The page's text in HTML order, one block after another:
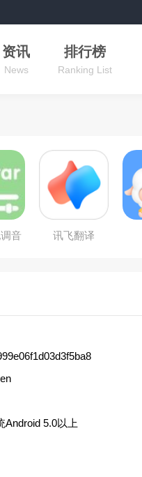
资讯
News
排行榜
Ranking List
音
讯飞翻译
Android 5.0以上